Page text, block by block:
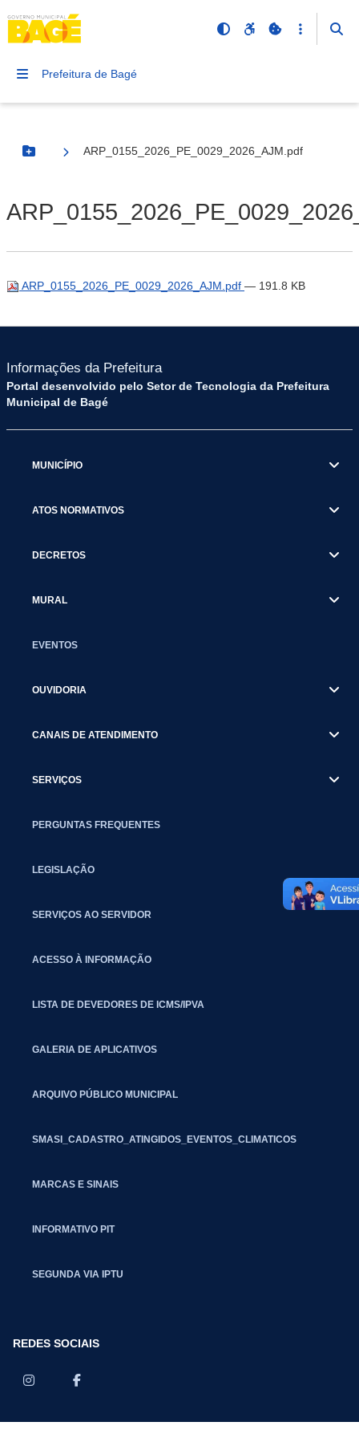
Prefeitura de Bagé
Botão Menu
ARP_0155_2026_PE_0029_2026_AJM.pdf
ARP_0155_2026_PE_0029_2026_AJM.pdf — 191.8 KB
Informações da Prefeitura
Portal desenvolvido pelo Setor de Tecnologia da Prefeitura
Municipal de Bagé
MUNICÍPIO
ATOS NORMATIVOS
DECRETOS
MURAL
EVENTOS
OUVIDORIA
CANAIS DE ATENDIMENTO
SERVIÇOS
PERGUNTAS FREQUENTES
LEGISLAÇÃO
SERVIÇOS AO SERVIDOR
ACESSO À INFORMAÇÃO
LISTA DE DEVEDORES DE ICMS/IPVA
GALERIA DE APLICATIVOS
ARQUIVO PÚBLICO MUNICIPAL
SMASI_CADASTRO_ATINGIDOS_EVENTOS_CLIMATICOS
MARCAS E SINAIS
INFORMATIVO PIT
SEGUNDA VIA IPTU
REDES SOCIAIS